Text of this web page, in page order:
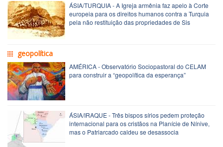
ÁSIA/TURQUIA - A Igreja armênia faz apelo à Corte
europeia para os direitos humanos contra a Turquia
pela não restituição das propriedades de Sis
geopolítica
AMÉRICA - Observatório Sociopastoral do CELAM
para construir a “geopolítica da esperança”
ÁSIA/IRAQUE - Três bispos sírios pedem proteção
internacional para os cristãos na Planície de Nínive,
mas o Patriarcado caldeu se desassocia